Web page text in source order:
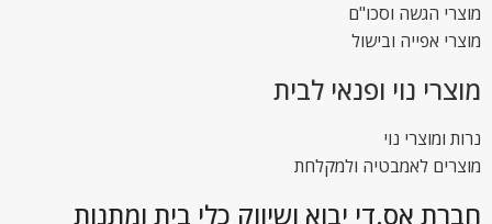
מוצרי הגשה וסכו"ם
מוצרי אפייה ובישול
מוצרי נוי ופנאי לבית
נרות ומוצרי נוי
מוצרים לאמבטיה ולמקלחת
חברת אס.די יבוא ושיווק כלי בית ומתנות